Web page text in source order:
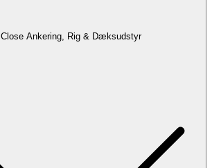
Close Ankering, Rig & Dæksudstyr